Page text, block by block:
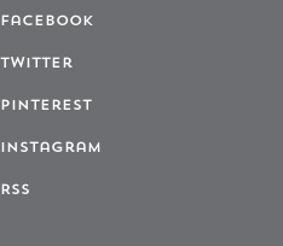
Facebook
Twitter
Pinterest
Instagram
RSS